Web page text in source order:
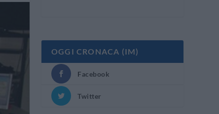
OGGI CRONACA (IM)
Facebook
Twitter